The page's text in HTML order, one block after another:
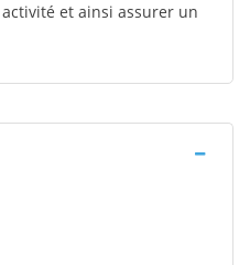
et ainsi assurer un